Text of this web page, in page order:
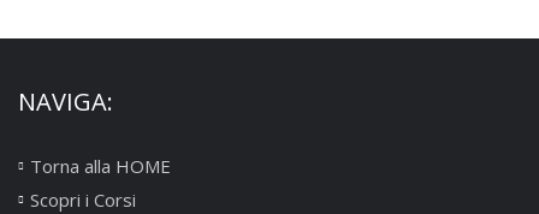
NAVIGA:
Torna alla HOME
Scopri i Corsi